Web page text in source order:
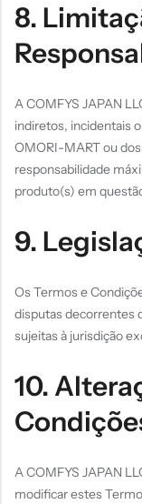
8.
A COMFYS JAPAN
indiretos, incidentais
OMORI-MART ou
responsabilidade
produto(s) em
9.
Os Termos e
disputas decorrentes
sujeitas à jurisdição
10.
A COMFYS JAPAN
modificar estes